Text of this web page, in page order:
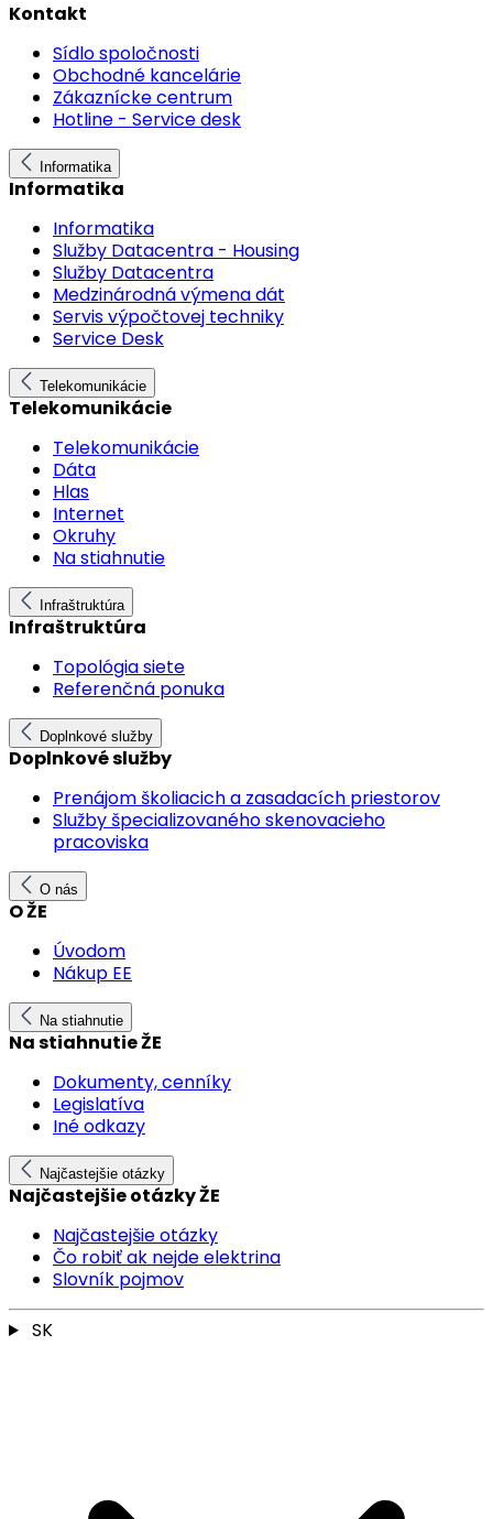
Kontakt
Sídlo spoločnosti
Obchodné kancelárie
Zákaznícke centrum
Hotline - Service desk
Informatika
Informatika
Informatika
Služby Datacentra - Housing
Služby Datacentra
Medzinárodná výmena dát
Servis výpočtovej techniky
Service Desk
Telekomunikácie
Telekomunikácie
Telekomunikácie
Dáta
Hlas
Internet
Okruhy
Na stiahnutie
Infraštruktúra
Infraštruktúra
Topológia siete
Referenčná ponuka
Doplnkové služby
Doplnkové služby
Prenájom školiacich a zasadacích priestorov
Služby špecializovaného skenovacieho
pracoviska
O nás
O ŽE
Úvodom
Nákup EE
Na stiahnutie
Na stiahnutie ŽE
Dokumenty, cenníky
Legislatíva
Iné odkazy
Najčastejšie otázky
Najčastejšie otázky ŽE
Najčastejšie otázky
Čo robiť ak nejde elektrina
Slovník pojmov
SK